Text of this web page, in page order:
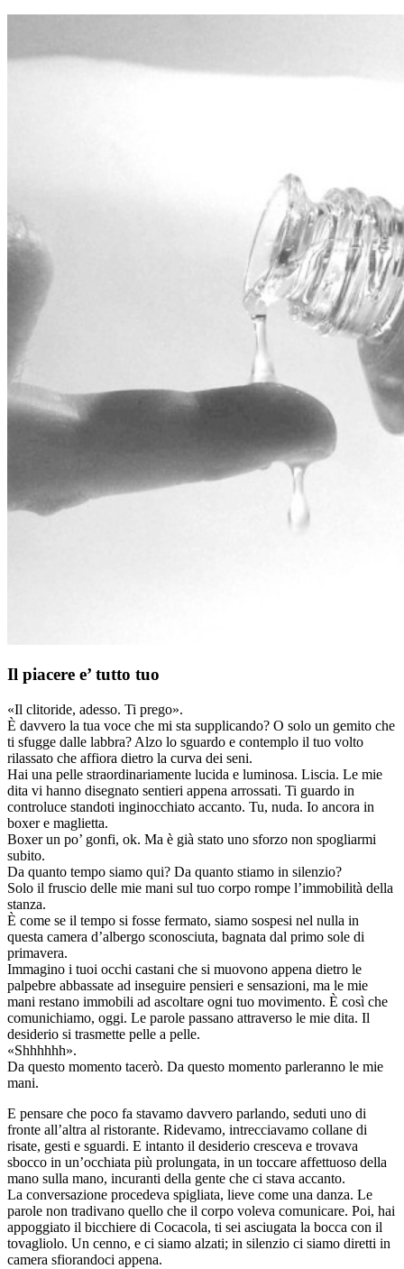
Il piacere e’ tutto tuo
«Il clitoride, adesso. Ti prego».
È davvero la tua voce che mi sta supplicando? O solo un gemito che
ti sfugge dalle labbra? Alzo lo sguardo e contemplo il tuo volto
rilassato che affiora dietro la curva dei seni.
Hai una pelle straordinariamente lucida e luminosa. Liscia. Le mie
dita vi hanno disegnato sentieri appena arrossati. Ti guardo in
controluce standoti inginocchiato accanto. Tu, nuda. Io ancora in
boxer e maglietta.
Boxer un po’ gonfi, ok. Ma è già stato uno sforzo non spogliarmi
subito.
Da quanto tempo siamo qui? Da quanto stiamo in silenzio?
Solo il fruscio delle mie mani sul tuo corpo rompe l’immobilità della
stanza.
È come se il tempo si fosse fermato, siamo sospesi nel nulla in
questa camera d’albergo sconosciuta, bagnata dal primo sole di
primavera.
Immagino i tuoi occhi castani che si muovono appena dietro le
palpebre abbassate ad inseguire pensieri e sensazioni, ma le mie
mani restano immobili ad ascoltare ogni tuo movimento. È così che
comunichiamo, oggi. Le parole passano attraverso le mie dita. Il
desiderio si trasmette pelle a pelle.
«Shhhhhh».
Da questo momento tacerò. Da questo momento parleranno le mie
mani.
E pensare che poco fa stavamo davvero parlando, seduti uno di
fronte all’altra al ristorante. Ridevamo, intrecciavamo collane di
risate, gesti e sguardi. E intanto il desiderio cresceva e trovava
sbocco in un’occhiata più prolungata, in un toccare affettuoso della
mano sulla mano, incuranti della gente che ci stava accanto.
La conversazione procedeva spigliata, lieve come una danza. Le
parole non tradivano quello che il corpo voleva comunicare. Poi, hai
appoggiato il bicchiere di Cocacola, ti sei asciugata la bocca con il
tovagliolo. Un cenno, e ci siamo alzati; in silenzio ci siamo diretti in
camera sfiorandoci appena.